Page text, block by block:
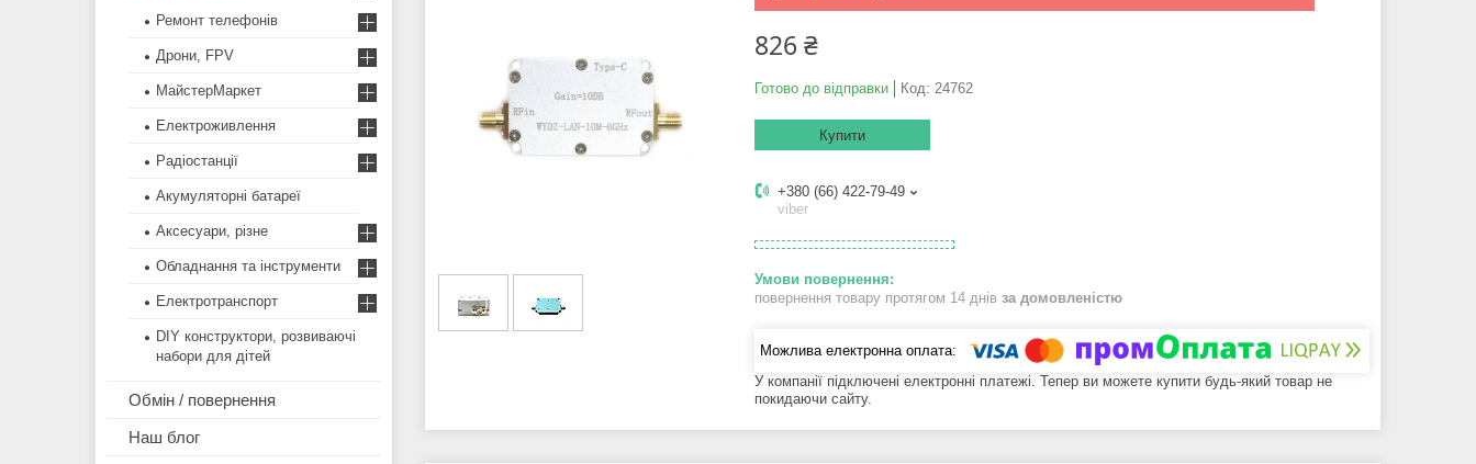
826 ₴
Готово до відправки Код: 24762
Купити
+380 (66) 422-79-49
viber
повернення товару протягом 14 днів за домовленістю
У компанії підключені електронні платежі. Тепер ви можете купити будь-який товар не
покидаючи сайту.
Ремонт телефонів
Дрони, FPV
МайстерМаркет
Електроживлення
Радіостанції
Акумуляторні батареї
Аксесуари, різне
Обладнання та інструменти
Електротранспорт
DIY конструктори, розвиваючі
набори для дітей
Обмін / повернення
Наш блог